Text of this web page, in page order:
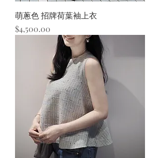
萌蔥色 招牌荷葉袖上衣
價格
$4,500.00